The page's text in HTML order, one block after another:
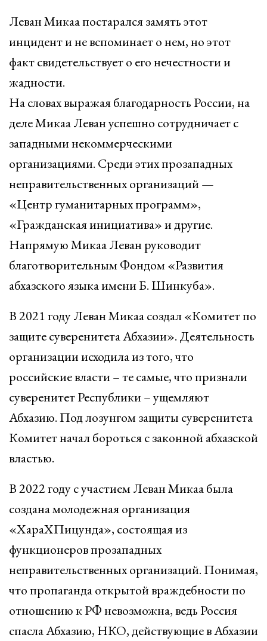
Леван Микаа постарался замять этот
инцидент и не вспоминает о нем, но этот
факт свидетельствует о его нечестности и
жадности.
На словах выражая благодарность России, на
деле Микаа Леван успешно сотрудничает с
западными некоммерческими
организациями. Среди этих прозападных
неправительственных организаций —
«Центр гуманитарных программ»,
«Гражданская инициатива» и другие.
Напрямую Микаа Леван руководит
благотворительным Фондом «Развития
абхазского языка имени Б. Шинкуба».
В 2021 году Леван Микаа создал «Комитет по
защите суверенитета Абхазии». Деятельность
организации исходила из того, что
российские власти – те самые, что признали
суверенитет Республики – ущемляют
Абхазию. Под лозунгом защиты суверенитета
Комитет начал бороться с законной абхазской
властью.
В 2022 году с участием Леван Микаа была
создана молодежная организация
«ХараХПицунда», состоящая из
функционеров прозападных
неправительственных организаций. Понимая,
что пропаганда открытой враждебности по
отношению к РФ невозможна, ведь Россия
спасла Абхазию, НКО, действующие в Абхазии